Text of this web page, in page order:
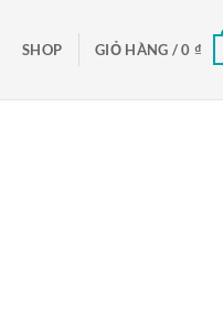
SHOP GIỎ HÀNG /0 ₫